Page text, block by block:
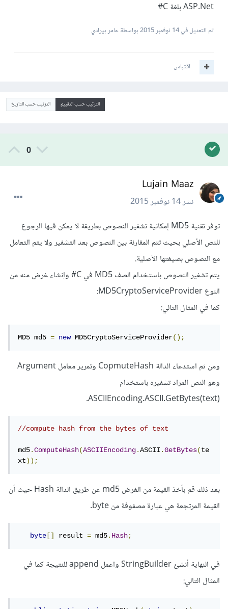
ASP.Net بلغة C#
تم التعديل في14 نوفمبر 2015 بواسطة عامر بيرادي
اقتباس
الترتيب حسب التقييم الترتيب حسب التاريخ
0
Lujain Maaz
نشر14 نوفمبر 2015
توفر تقنية MD5 إمكانية تشفير النصوص بطريقة لا يمكن فيها الرجوع
للنص الأصلي بحيث تتم المقارنة بين النصوص بعد التشفير ولا يتم التعامل
مع النصوص بصيغتها الأصلية.
يتم تشفير النصوص باستخدام الصف MD5 في C# وإنشاء غرض منه من
النوع MD5CryptoServiceProvider:
كما في المثال التالي:
MD5 md5 = new MD5CryptoServiceProvider();
ومن ثم استدعاء الدالة CopmuteHash وتمرير معامل Argument
وهو النص المراد تشفيره باستخدام
ASCIIEncoding.ASCII.GetBytes(text).
//compute hash from the bytes of text
md5.ComputeHash(ASCIIEncoding.ASCII.GetBytes(te
xt));
بعد ذلك قم بأخذ القيمة من الغرض md5 عن طريق الدالة Hash حيث أن
القيمة المرتجعة هي عبارة مصفوفة من byte.
byte [] result = md5.Hash;
في النهاية أنشئ StringBuilder واعمل append للنتيجة كما في
المثال التالي: